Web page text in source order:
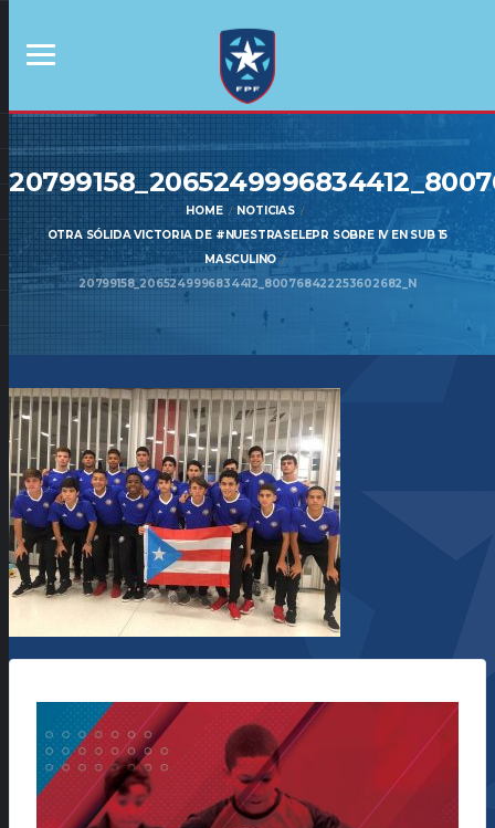
HOME
NOTICIAS
OTRA SÓLIDA VICTORIA DE #NUESTRASELEPR SOBRE IV EN SUB 15
MASCULINO
20799158_2065249996834412_800768422253602682_N